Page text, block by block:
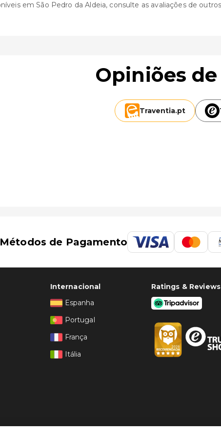
em São Pedro da Aldeia, consulte as avaliações de
Opiniões
Traventia.pt
Métodos de Pagamento
Internacional
Espanha
Portugal
França
Itália
Ratings &